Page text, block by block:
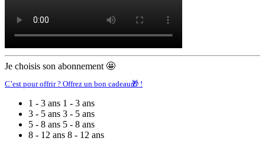
Je choisis son abonnement 🤩
C’est pour offrir ? Offrez un bon cadeau🎁 !
1 - 3 ans 1 - 3 ans
3 - 5 ans 3 - 5 ans
5 - 8 ans 5 - 8 ans
8 - 12 ans 8 - 12 ans